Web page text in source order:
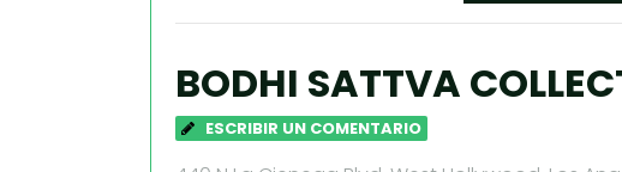
BODHI SATTVA
ESCRIBIR UN COMENTARIO